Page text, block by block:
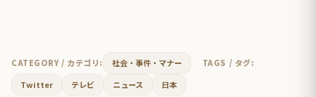
CATEGORY / カテゴリ: 社会・事件・マナー
TAGS / タグ:
Twitter
テレビ ニュース 日本